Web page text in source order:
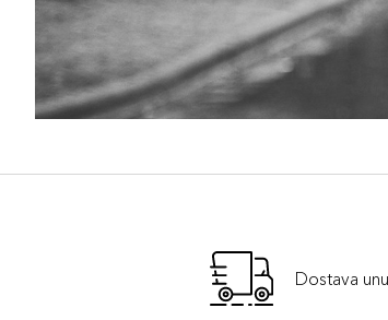
Dostava